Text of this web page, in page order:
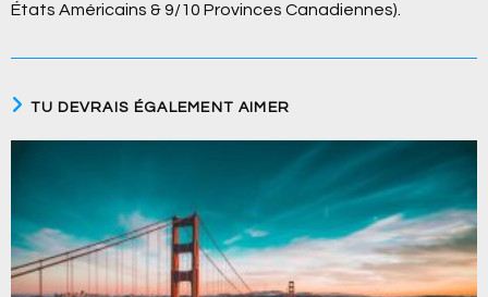
États Américains & 9/10 Provinces Canadiennes).
TU DEVRAIS ÉGALEMENT AIMER